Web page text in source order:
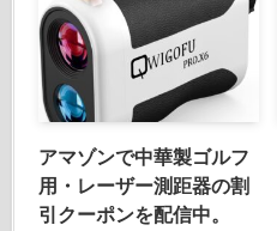
アマゾンで中華製ゴルフ
用・レーザー測距器の割
引クーポンを配信中。